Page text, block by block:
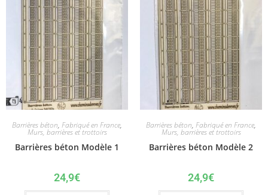
Barrières béton, Fabriqué en France,
Murs, barrières et trottoirs
Barrières béton Modèle 1
24,9€
Barrières béton, Fabriqué en France,
Murs, barrières et trottoirs
Barrières béton Modèle 2
24,9€